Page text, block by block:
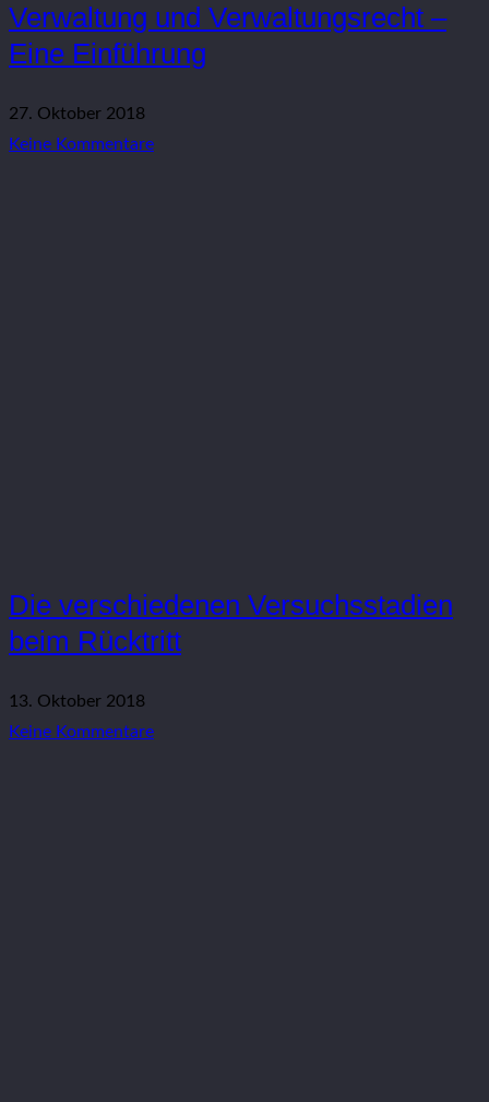
Verwaltung und Verwaltungsrecht –
Eine Einführung
27. Oktober 2018
Keine Kommentare
Die verschiedenen Versuchsstadien
beim Rücktritt
13. Oktober 2018
Keine Kommentare